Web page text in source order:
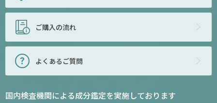
ご購入の流れ
よくあるご質問
国内検査機関による成分鑑定を実施しております